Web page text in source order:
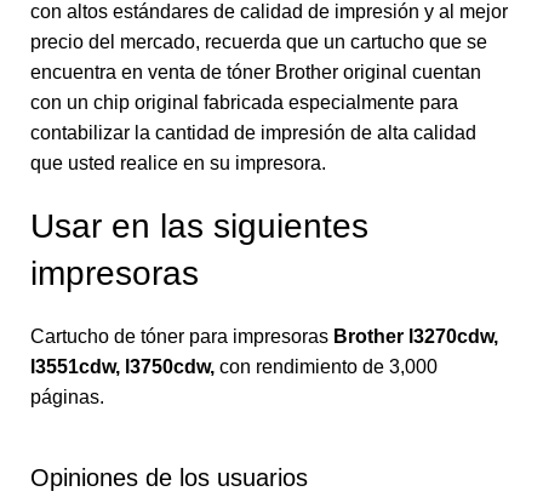
con altos estándares de calidad de impresión y al mejor
precio del mercado, recuerda que un cartucho que se
encuentra en venta de tóner Brother original cuentan
con un chip original fabricada especialmente para
contabilizar la cantidad de impresión de alta calidad
que usted realice en su impresora.
Usar en las siguientes
impresoras
Cartucho de tóner para impresoras Brother l3270cdw,
l3551cdw, l3750cdw, con rendimiento de 3,000
páginas.
Opiniones de los usuarios